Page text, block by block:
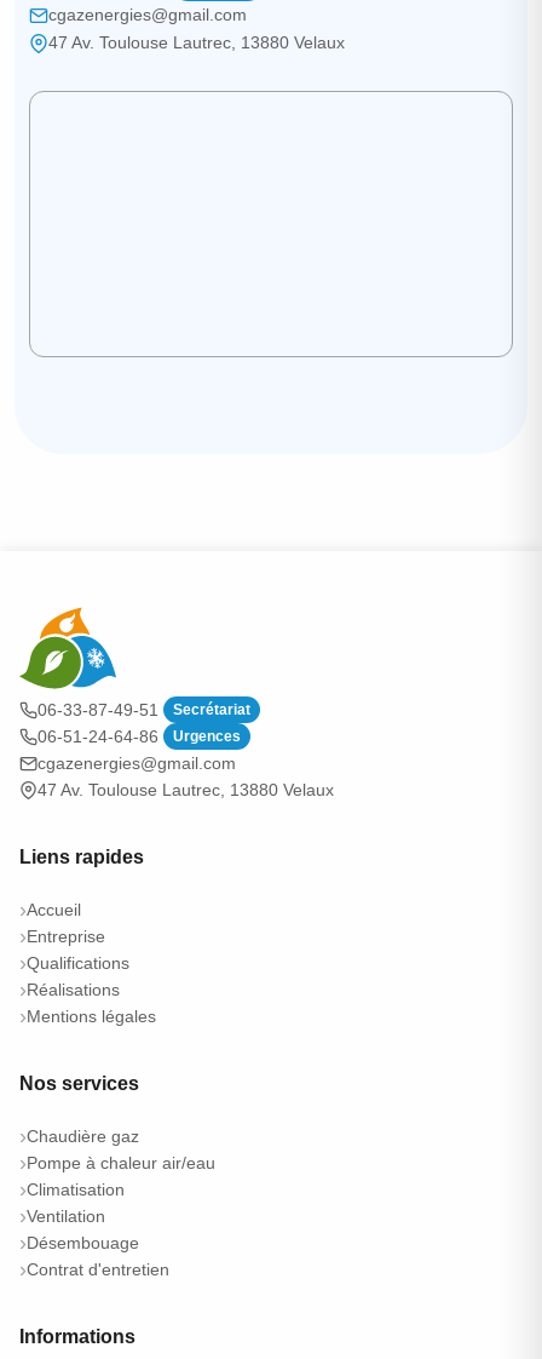
cgazenergies@gmail.com
47 Av. Toulouse Lautrec, 13880 Velaux
06-33-87-49-51 Secrétariat
06-51-24-64-86 Urgences
cgazenergies@gmail.com
47 Av. Toulouse Lautrec, 13880 Velaux
Liens rapides
Accueil
Entreprise
Qualifications
Réalisations
Mentions légales
Nos services
Chaudière gaz
Pompe à chaleur air/eau
Climatisation
Ventilation
Désembouage
Contrat d'entretien
Informations